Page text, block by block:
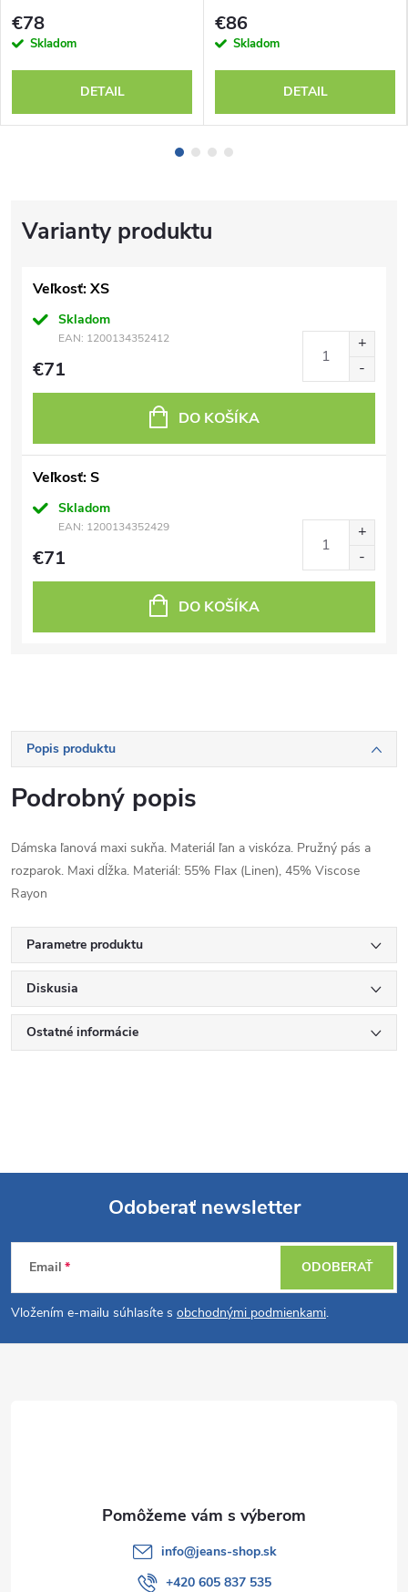
Veľkosť: XS
Skladom
EAN: 1200134352412
€71
DO KOŠÍKA
Veľkosť: S
Skladom
EAN: 1200134352429
€71
DO KOŠÍKA
Popis produktu
Podrobný popis
Dámska ľanová maxi sukňa. Materiál ľan a viskóza. Pružný pás a
rozparok. Maxi dĺžka. Materiál: 55% Flax (Linen), 45% Viscose
Rayon
Parametre produktu
Diskusia
Ostatné informácie
€78
Skladom
DETAIL
€86
Skladom
DETAIL
Z
á
p
Odoberať newsletter
Email
Vložením e-mailu súhlasíte s obchodnými podmienkami.
ODOBERAŤ
info@jeans-shop.sk
+420 605 837 535